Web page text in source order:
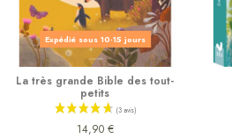
Expédié sous 10-15 jours
La très grande Bible des tout-
petits
14,90 €